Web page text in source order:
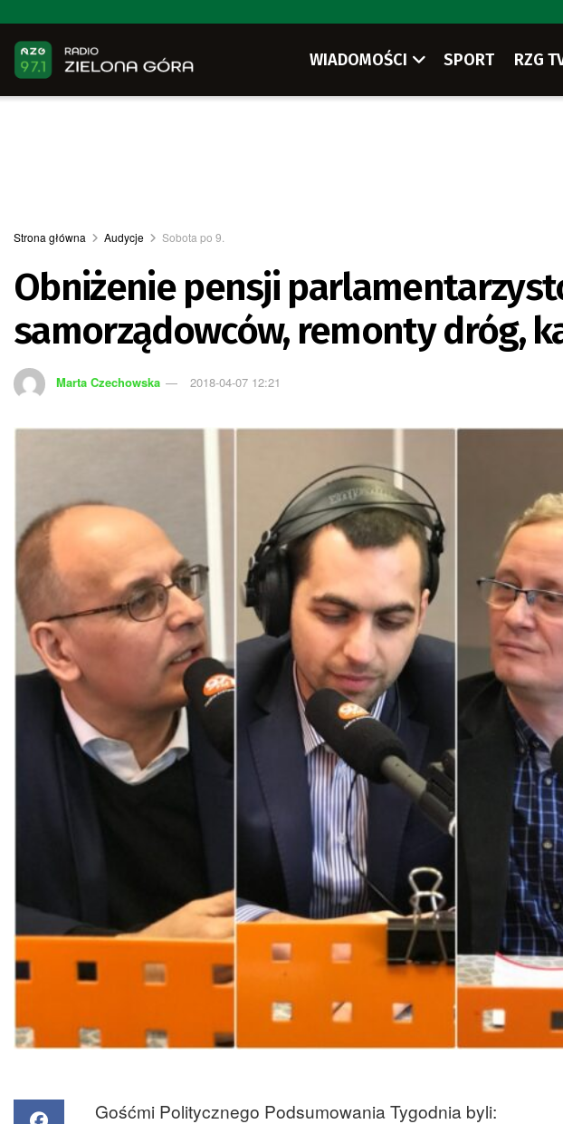
WIADOMOŚCI SPORT RZG
Strona główna Audycje Sobota po 9.
Obniżenie pensji
samorządowców, remonty dróg,
Marta Czechowska 2018-04-07 12:21
Gośćmi Politycznego Podsumowania Tygodnia byli: